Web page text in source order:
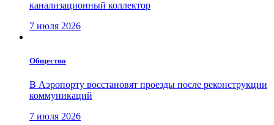
канализационный коллектор
7 июля 2026
Общество
В Аэропорту восстановят проезды после реконструкции
коммуникаций
7 июля 2026